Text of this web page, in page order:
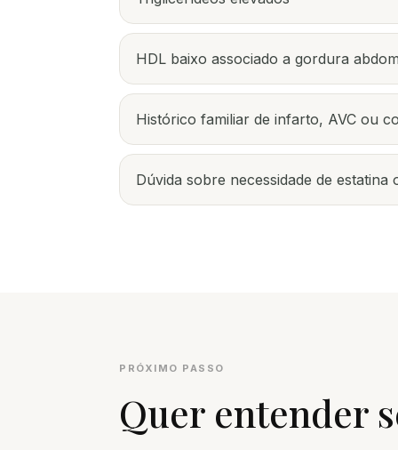
HDL baixo associado a gordura
Histórico familiar de infarto, AVC ou
Dúvida sobre necessidade de
PRÓXIMO PASSO
Quer entender